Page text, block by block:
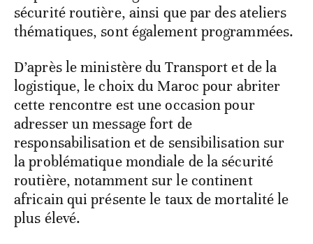
sécurité routière, ainsi que par des ateliers
thématiques, sont également programmées.
D’après le ministère du Transport et de la
logistique, le choix du Maroc pour abriter
cette rencontre est une occasion pour
adresser un message fort de
responsabilisation et de sensibilisation sur
la problématique mondiale de la sécurité
routière, notamment sur le continent
africain qui présente le taux de mortalité le
plus élevé.